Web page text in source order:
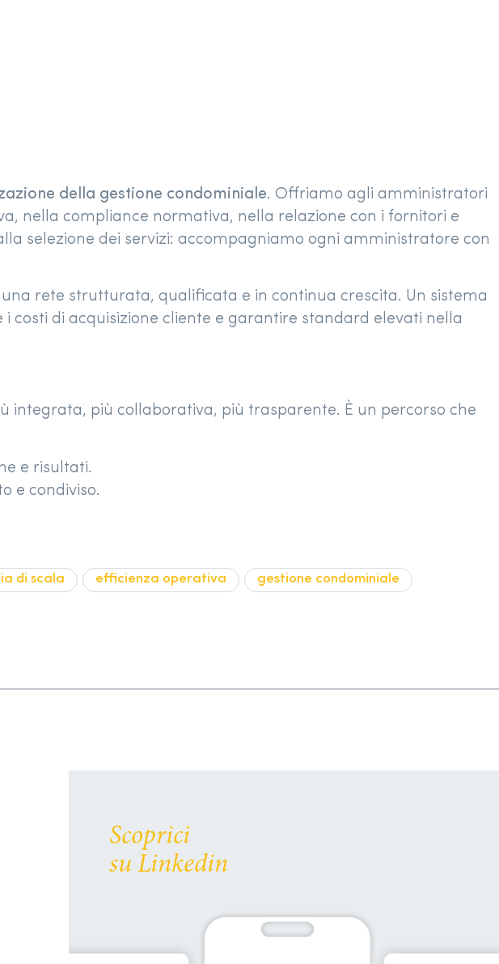
della gestione condominiale. Offriamo agli amministratori
nella compliance normativa, nella relazione con i fornitori e
selezione dei servizi: accompagniamo ogni amministratore con
rete strutturata, qualificata e in continua crescita. Un sistema
costi di acquisizione cliente e garantire standard elevati nella
più collaborativa, più trasparente. È un percorso che
e risultati.
e condiviso.
di scala efficienza operativa gestione condominiale
Scoprici
su Linkedin